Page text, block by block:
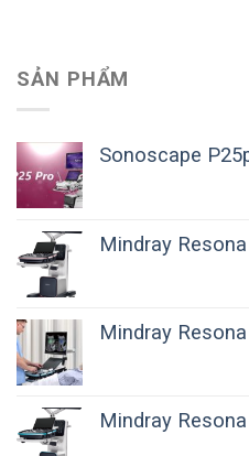
SẢN PHẨM
Sonoscape
Mindray
Mindray
Mindray